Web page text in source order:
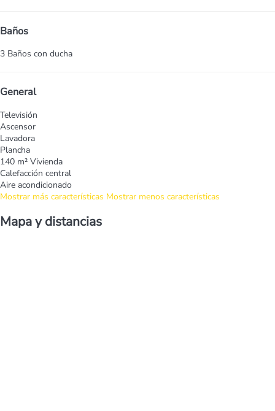
Baños
3 Baños con ducha
General
Televisión
Ascensor
Lavadora
Plancha
140 m² Vivienda
Calefacción central
Aire acondicionado
Mostrar más características Mostrar menos características
Mapa y distancias